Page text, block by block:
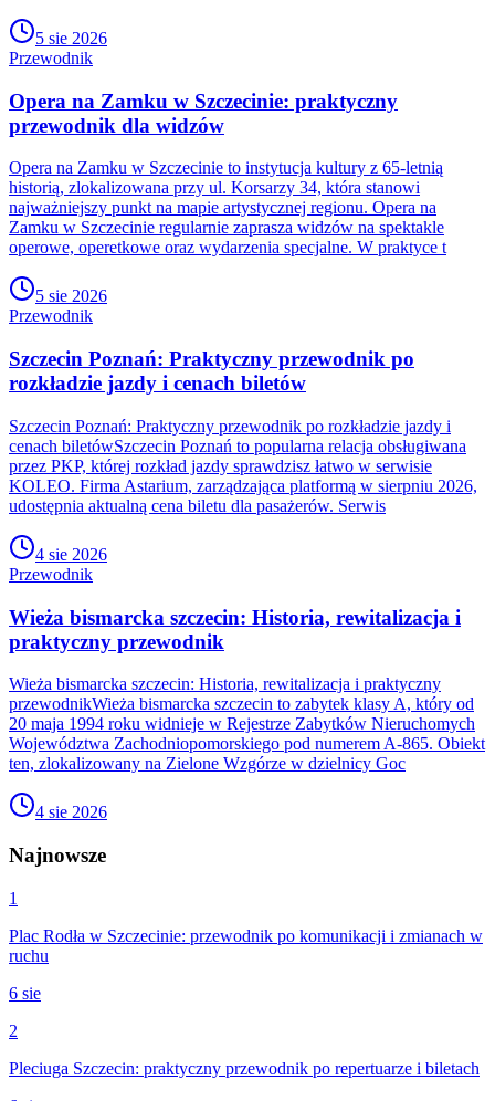
5 sie 2026
Przewodnik
Opera na Zamku w Szczecinie: praktyczny
przewodnik dla widzów
Opera na Zamku w Szczecinie to instytucja kultury z 65-letnią
historią, zlokalizowana przy ul. Korsarzy 34, która stanowi
najważniejszy punkt na mapie artystycznej regionu. Opera na
Zamku w Szczecinie regularnie zaprasza widzów na spektakle
operowe, operetkowe oraz wydarzenia specjalne. W praktyce t
5 sie 2026
Przewodnik
Szczecin Poznań: Praktyczny przewodnik po
rozkładzie jazdy i cenach biletów
Szczecin Poznań: Praktyczny przewodnik po rozkładzie jazdy i
cenach biletówSzczecin Poznań to popularna relacja obsługiwana
przez PKP, której rozkład jazdy sprawdzisz łatwo w serwisie
KOLEO. Firma Astarium, zarządzająca platformą w sierpniu 2026,
udostępnia aktualną cena biletu dla pasażerów. Serwis
4 sie 2026
Przewodnik
Wieża bismarcka szczecin: Historia, rewitalizacja i
praktyczny przewodnik
Wieża bismarcka szczecin: Historia, rewitalizacja i praktyczny
przewodnikWieża bismarcka szczecin to zabytek klasy A, który od
20 maja 1994 roku widnieje w Rejestrze Zabytków Nieruchomych
Województwa Zachodniopomorskiego pod numerem A-865. Obiekt
ten, zlokalizowany na Zielone Wzgórze w dzielnicy Goc
4 sie 2026
Najnowsze
1
Plac Rodła w Szczecinie: przewodnik po komunikacji i zmianach w
ruchu
6 sie
2
Pleciuga Szczecin: praktyczny przewodnik po repertuarze i biletach